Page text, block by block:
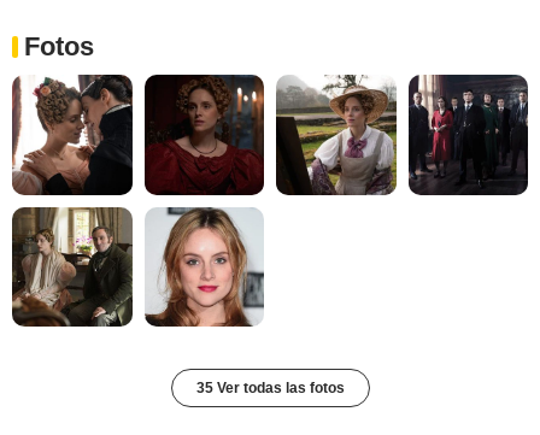
Fotos
35 Ver todas las fotos